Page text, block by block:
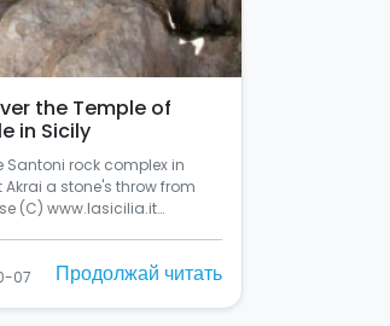
the Temple of
in Sicily
Santoni rock complex in
Akrai a stone's throw from
(C) www.lasicilia.it…
07 Продолжай читать